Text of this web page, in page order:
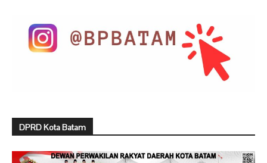
DPRD Kota Batam